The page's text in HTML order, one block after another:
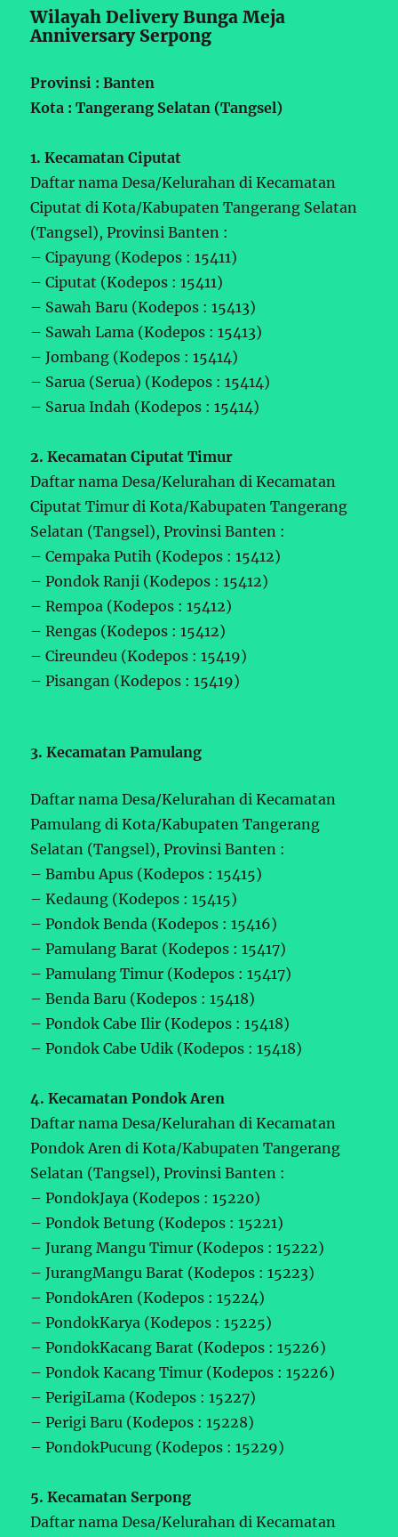
Wilayah Delivery Bunga Meja
Anniversary Serpong
Provinsi : Banten
Kota : Tangerang Selatan (Tangsel)
1. Kecamatan Ciputat
Daftar nama Desa/Kelurahan di Kecamatan
Ciputat di Kota/Kabupaten Tangerang Selatan
(Tangsel), Provinsi Banten :
– Cipayung (Kodepos : 15411)
– Ciputat (Kodepos : 15411)
– Sawah Baru (Kodepos : 15413)
– Sawah Lama (Kodepos : 15413)
– Jombang (Kodepos : 15414)
– Sarua (Serua) (Kodepos : 15414)
– Sarua Indah (Kodepos : 15414)
2. Kecamatan Ciputat Timur
Daftar nama Desa/Kelurahan di Kecamatan
Ciputat Timur di Kota/Kabupaten Tangerang
Selatan (Tangsel), Provinsi Banten :
– Cempaka Putih (Kodepos : 15412)
– Pondok Ranji (Kodepos : 15412)
– Rempoa (Kodepos : 15412)
– Rengas (Kodepos : 15412)
– Cireundeu (Kodepos : 15419)
– Pisangan (Kodepos : 15419)
3. Kecamatan Pamulang
Daftar nama Desa/Kelurahan di Kecamatan
Pamulang di Kota/Kabupaten Tangerang
Selatan (Tangsel), Provinsi Banten :
– Bambu Apus (Kodepos : 15415)
– Kedaung (Kodepos : 15415)
– Pondok Benda (Kodepos : 15416)
– Pamulang Barat (Kodepos : 15417)
– Pamulang Timur (Kodepos : 15417)
– Benda Baru (Kodepos : 15418)
– Pondok Cabe Ilir (Kodepos : 15418)
– Pondok Cabe Udik (Kodepos : 15418)
4. Kecamatan Pondok Aren
Daftar nama Desa/Kelurahan di Kecamatan
Pondok Aren di Kota/Kabupaten Tangerang
Selatan (Tangsel), Provinsi Banten :
– PondokJaya (Kodepos : 15220)
– Pondok Betung (Kodepos : 15221)
– Jurang Mangu Timur (Kodepos : 15222)
– JurangMangu Barat (Kodepos : 15223)
– PondokAren (Kodepos : 15224)
– PondokKarya (Kodepos : 15225)
– PondokKacang Barat (Kodepos : 15226)
– Pondok Kacang Timur (Kodepos : 15226)
– PerigiLama (Kodepos : 15227)
– Perigi Baru (Kodepos : 15228)
– PondokPucung (Kodepos : 15229)
5. Kecamatan Serpong
Daftar nama Desa/Kelurahan di Kecamatan